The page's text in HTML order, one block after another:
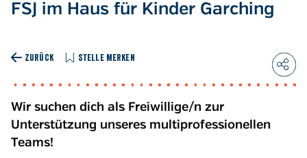
FSJ im Haus für Kinder Garching
ZURÜCK STELLE MERKEN
Wir suchen dich als Freiwillige/n zur
Unterstützung unseres multiprofessionellen
Teams!